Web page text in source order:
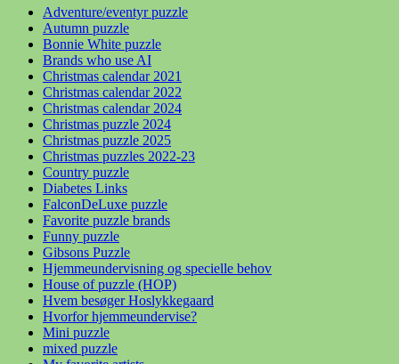
Adventure/eventyr puzzle
Autumn puzzle
Bonnie White puzzle
Brands who use AI
Christmas calendar 2021
Christmas calendar 2022
Christmas calendar 2024
Christmas puzzle 2024
Christmas puzzle 2025
Christmas puzzles 2022-23
Country puzzle
Diabetes Links
FalconDeLuxe puzzle
Favorite puzzle brands
Funny puzzle
Gibsons Puzzle
Hjemmeundervisning og specielle behov
House of puzzle (HOP)
Hvem besøger Hoslykkegaard
Hvorfor hjemmeundervise?
Mini puzzle
mixed puzzle